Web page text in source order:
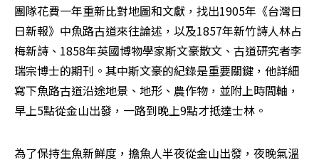
團隊花費一年重新比對地圖和文獻，找出1905年《台灣日
日新報》中魚路古道來往論述，以及1857年新竹詩人林占
梅新詩、1858年英國博物學家斯文豪散文、古道研究者李
瑞宗博士的期刊。其中斯文豪的紀錄是重要關鍵，他詳細
寫下魚路古道沿途地景、地形、農作物，並附上時間軸，
早上5點從金山出發，一路到晚上9點才抵達士林。
為了保持生魚新鮮度，擔魚人半夜從金山出發，夜晚氣溫